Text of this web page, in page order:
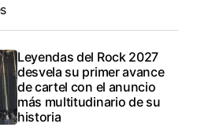
Leyendas del Rock 2027
desvela su primer avance
de cartel con el anuncio
más multitudinario de su
historia